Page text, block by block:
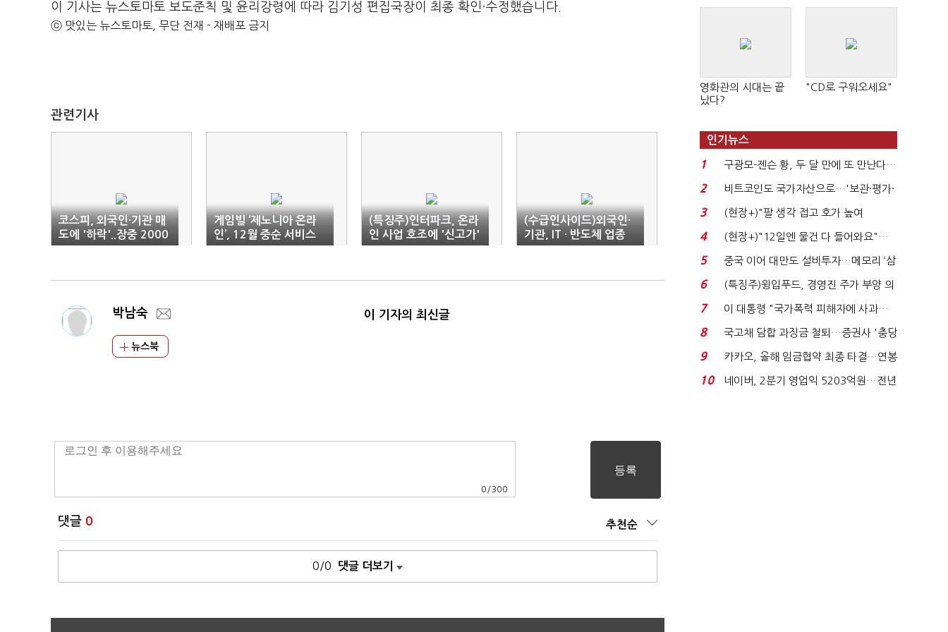
이 기사는 뉴스토마토 보도준칙 및 윤리강령에 따라 김기성 편집국장이 최종 확인·수정했습니다.
ⓒ 맛있는 뉴스토마토, 무단 전재 - 재배포 금지
관련기사
코스피, 외국인·기관 매
도에 '하락'..장중 2000
선 이탈(9:18)
게임빌 ‘제노니아 온라
인’, 12월 중순 서비스
예정
(특징주)인터파크, 온라
인 사업 호조에 '신고가'
(수급인사이드)외국인·
기관, IT · 반도체 업종
매수
박남숙
뉴스북
이 기자의 최신글
0 /300
댓글 0 추천순
0/0 댓글 더보기
영화관의 시대는 끝
났다?
"CD로 구워오세요"
인기뉴스
1
구광모-젠슨 황, 두 달 만에 또 만난다…
로봇·AI 등 논...
2
비트코인도 국가자산으로…'보관·평가·
처분' 기준은 ...
3
(현장+)"팔 생각 접고 호가 높여
요"…'덜 똘똘한 한 채' 20...
4
(현장+)"12일엔 물건 다 들어와요"…
빈 매대 채우며 문 연 ...
5
중국 이어 대만도 설비투자…메모리 ‘삼
국전쟁’
6
(특징주)윙입푸드, 경영진 주가 부양 의
지에 상한가...
7
이 대통령 "국가폭력 피해자에 사과…
적극적 조사로 진...
8
국고채 담합 과징금 철퇴…증권사 '충당
금 폭탄' 우려...
9
카카오, 올해 임금협약 최종 타결…연봉
6.3% 인상·격려...
10
네이버, 2분기 영업익 5203억원…전년